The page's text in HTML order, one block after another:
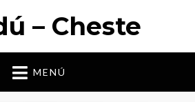
– Cheste
MENÚ